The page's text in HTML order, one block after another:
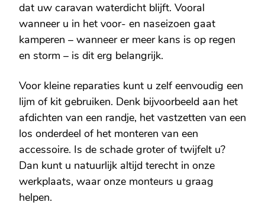
dat uw caravan waterdicht blijft. Vooral
wanneer u in het voor- en naseizoen gaat
kamperen – wanneer er meer kans is op regen
en storm – is dit erg belangrijk.
Voor kleine reparaties kunt u zelf eenvoudig een
lijm of kit gebruiken. Denk bijvoorbeeld aan het
afdichten van een randje, het vastzetten van een
los onderdeel of het monteren van een
accessoire. Is de schade groter of twijfelt u?
Dan kunt u natuurlijk altijd terecht in onze
werkplaats, waar onze monteurs u graag
helpen.